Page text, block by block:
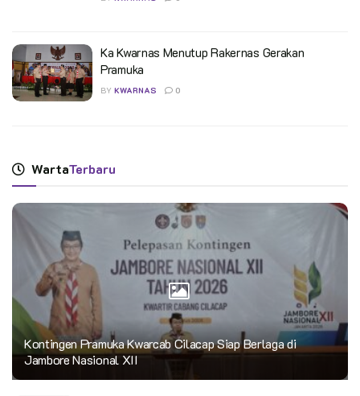
Ka Kwarnas Menutup Rakernas Gerakan
Pramuka
BY KWARNAS 0
WartaTerbaru
Kontingen Pramuka Kwarcab Cilacap Siap Berlaga di
Jambore Nasional XII